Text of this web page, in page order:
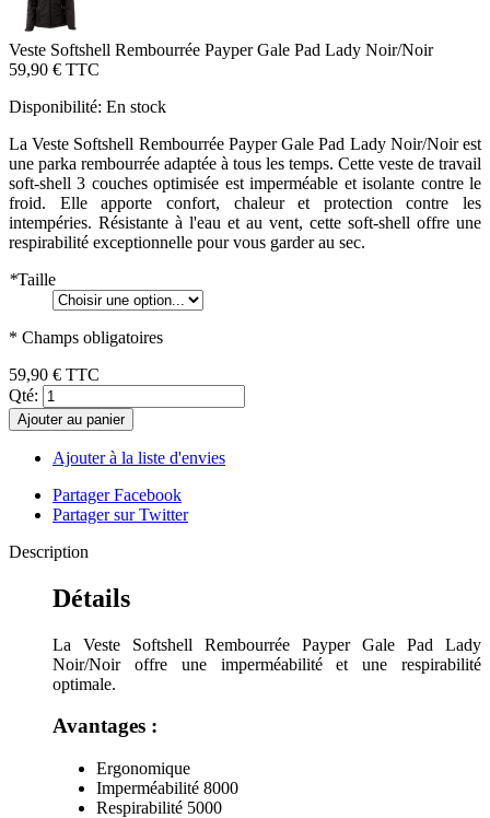
Veste Softshell Rembourrée Payper Gale Pad Lady Noir/Noir
59,90 € TTC
Disponibilité: En stock
La Veste Softshell Rembourrée Payper Gale Pad Lady Noir/Noir est
une parka rembourrée adaptée à tous les temps. Cette veste de travail
soft-shell 3 couches optimisée est imperméable et isolante contre le
froid. Elle apporte confort, chaleur et protection contre les
intempéries. Résistante à l'eau et au vent, cette soft-shell offre une
respirabilité exceptionnelle pour vous garder au sec.
*Taille
* Champs obligatoires
59,90 € TTC
Qté:
Ajouter au panier
Ajouter à la liste d'envies
Partager Facebook
Partager sur Twitter
Description
Détails
La Veste Softshell Rembourrée Payper Gale Pad Lady
Noir/Noir offre une imperméabilité et une respirabilité
optimale.
Avantages :
Ergonomique
Imperméabilité 8000
Respirabilité 5000